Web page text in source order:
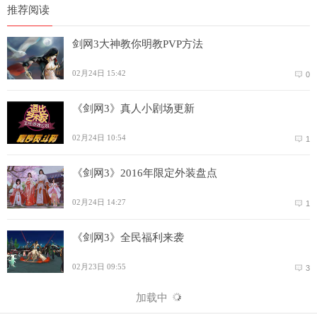
推荐阅读
剑网3大神教你明教PVP方法
02月24日 15:42 0
《剑网3》真人小剧场更新
02月24日 10:54 1
《剑网3》2016年限定外装盘点
02月24日 14:27 1
《剑网3》全民福利来袭
02月23日 09:55 3
加载中